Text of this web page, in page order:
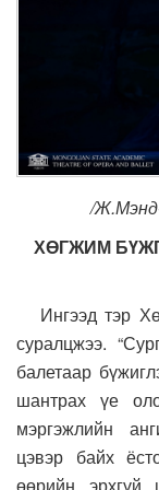
/
ХӨГЖИМ
Ингээд тэр
суралцжээ.
балетаар
шантрах үе
мэргэжлийн
цэвэр байх